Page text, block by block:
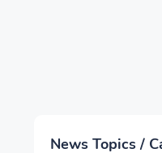
News Topics /